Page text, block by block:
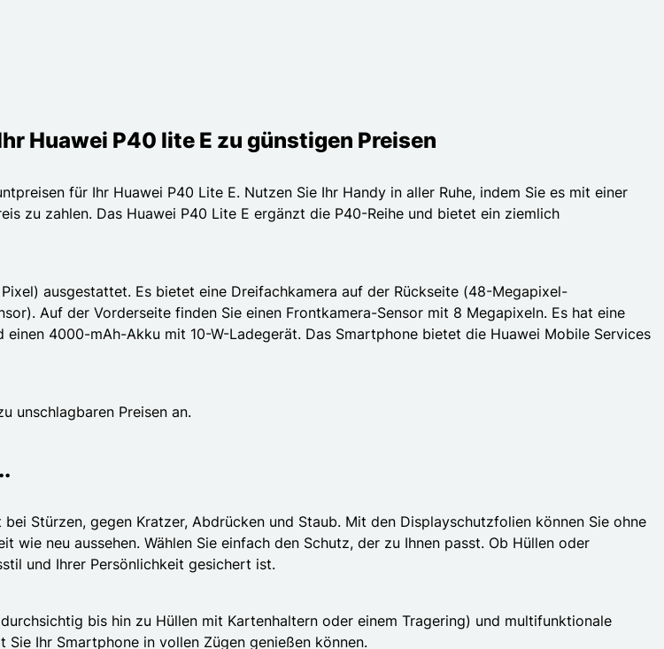
Huawei P40 lite E zu günstigen Preisen
für Ihr Huawei P40 Lite E. Nutzen Sie Ihr Handy in aller Ruhe, indem Sie es mit einer
zu zahlen. Das Huawei P40 Lite E ergänzt die P40-Reihe und bietet ein ziemlich
ausgestattet. Es bietet eine Dreifachkamera auf der Rückseite (48-Megapixel-
Auf der Vorderseite finden Sie einen Frontkamera-Sensor mit 8 Megapixeln. Es hat eine
4000-mAh-Akku mit 10-W-Ladegerät. Das Smartphone bietet die Huawei Mobile Services
unschlagbaren Preisen an.
Stürzen, gegen Kratzer, Abdrücken und Staub. Mit den Displayschutzfolien können Sie ohne
neu aussehen. Wählen Sie einfach den Schutz, der zu Ihnen passt. Ob Hüllen oder
und Ihrer Persönlichkeit gesichert ist.
bis hin zu Hüllen mit Kartenhaltern oder einem Tragering) und multifunktionale
Sie Ihr Smartphone in vollen Zügen genießen können.